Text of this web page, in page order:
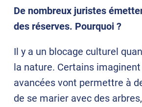
De nombreux juristes
des réserves. Pourquoi ?
Il y a un blocage culturel
la nature. Certains
avancées vont permettre à
de se marier avec des